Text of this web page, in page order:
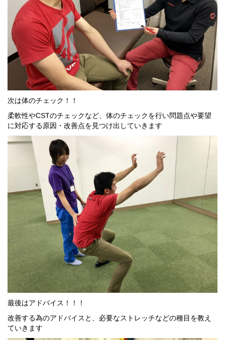
次は体のチェック！！
柔軟性やCSTのチェックなど、体のチェックを行い問題点や要望
に対応する原因・改善点を見つけ出していきます
最後はアドバイス！！！
改善する為のアドバイスと、必要なストレッチなどの種目を教え
ていきます